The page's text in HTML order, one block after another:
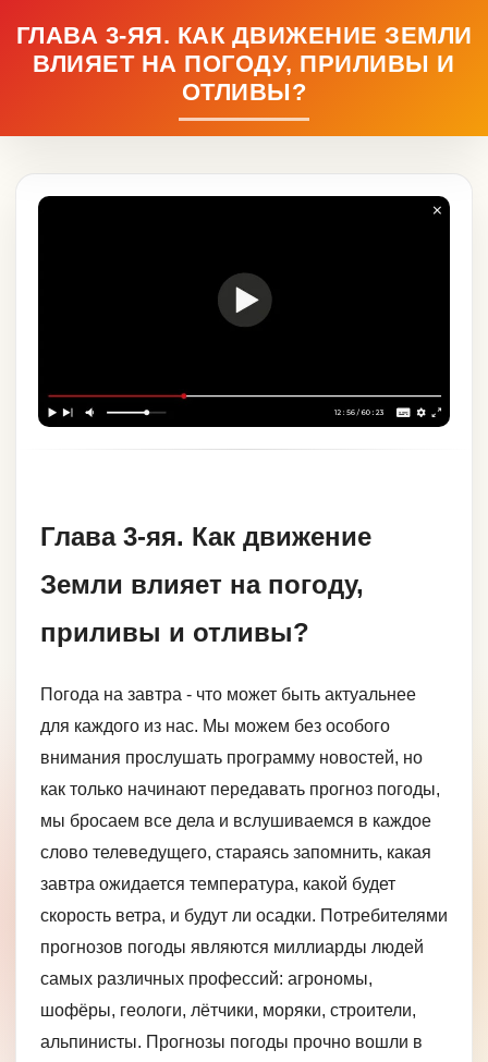
ГЛАВА 3-ЯЯ. КАК ДВИЖЕНИЕ ЗЕМЛИ
ВЛИЯЕТ НА ПОГОДУ, ПРИЛИВЫ И
ОТЛИВЫ?
Глава 3-яя. Как движение
Земли влияет на погоду,
приливы и отливы?
Погода на завтра - что может быть актуальнее
для каждого из нас. Мы можем без особого
внимания прослушать программу новостей, но
как только начинают передавать прогноз погоды,
мы бросаем все дела и вслушиваемся в каждое
слово телеведущего, стараясь запомнить, какая
завтра ожидается температура, какой будет
скорость ветра, и будут ли осадки. Потребителями
прогнозов погоды являются миллиарды людей
самых различных профессий: агрономы,
шофёры, геологи, лётчики, моряки, строители,
альпинисты. Прогнозы погоды прочно вошли в